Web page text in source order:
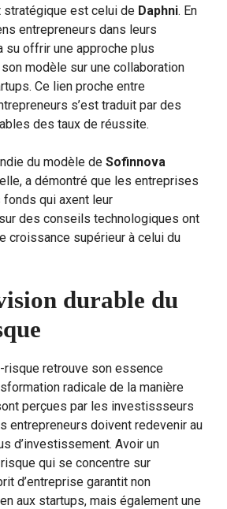
stratégique est celui de Daphni. En
entrepreneurs dans leurs
su offrir une approche plus
modèle sur une collaboration
Ce lien proche entre
s’est traduit par des
des taux de réussite.
du modèle de Sofinnova
a démontré que les entreprises
qui axent leur
des conseils technologiques ont
croissance supérieur à celui du
durable du
risque retrouve son essence
radicale de la manière
perçues par les investissseurs
entrepreneurs doivent redevenir au
d’investissement. Avoir un
qui se concentre sur
d’entreprise garantit non
aux startups, mais également une